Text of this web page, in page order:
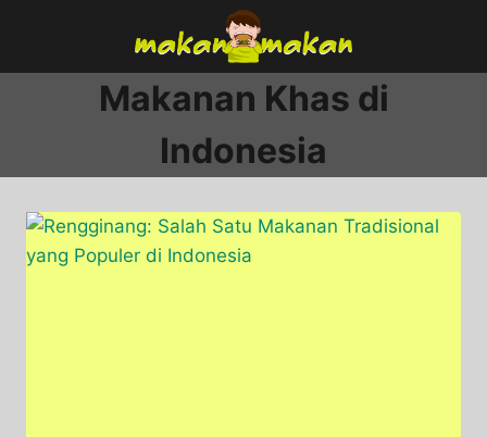
content
Makanan Khas di
Indonesia